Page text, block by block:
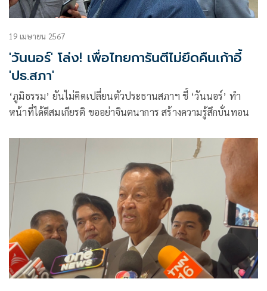
19 เมษายน 2567
'วันนอร์' โล่ง! เพื่อไทยการันตีไม่ยึดคืนเก้าอี้
'ปธ.สภา'
‘ภูมิธรรม’ ยันไม่คิดเปลี่ยนตัวประธานสภาฯ ชี้ ‘วันนอร์’ ทำ
หน้าที่ได้ดีสมเกียรติ ขออย่าจินตนาการ สร้างความรู้สึกบั่นทอน